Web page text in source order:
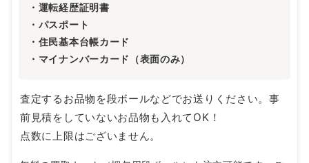
・運転経歴証明書
・パスポート
・住民基本台帳カード
・マイナンバーカード（表面のみ）
査定するお品物を段ボールなどでお送りください。事
前見積をしていないお品物も入れてOK！
点数に上限はございません。